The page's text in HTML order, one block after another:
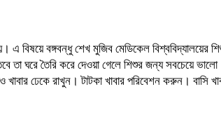
বঙ্গবন্ধু শেখ মুজিব মেডিকেল বিশ্ববিদ্যালয়ের
ঘরে তৈরি করে দেওয়া গেলে শিশুর জন্য সবচেয়ে
ঢেকে রাখুন। টাটকা খাবার পরিবেশন করুন। বাসি